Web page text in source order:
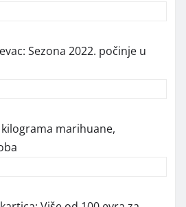
Sezona 2022. počinje u
marihuane,